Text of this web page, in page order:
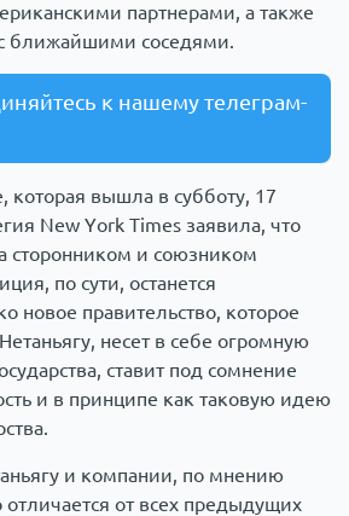
партнерами, а также
ближайшими соседями.
к нашему телеграм-
которая вышла в субботу, 17
New York Times заявила, что
сторонником и союзником
по сути, останется
новое правительство, которое
несет в себе огромную
ставит под сомнение
и в принципе как таковую идею
и компании, по мнению
отличается от всех предыдущих